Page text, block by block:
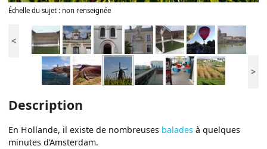
Échelle du sujet : non renseignée
<
>
Description
En Hollande, il existe de nombreuses balades à quelques
minutes d’Amsterdam.